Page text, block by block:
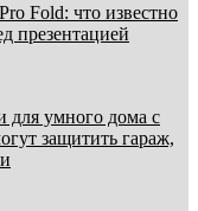
Fold: что известно
презентацией
для умного дома с
защитить гараж,